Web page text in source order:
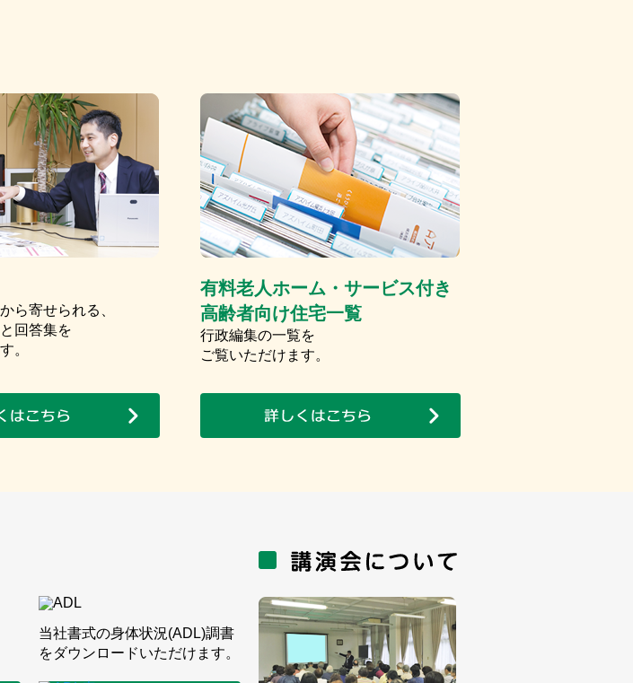
ら寄せられる、
回答集を
。
有料老人ホーム・サービス付き
高齢者向け住宅一覧
行政編集の一覧を
ご覧いただけます。
当社書式の身体状況(ADL)調書
をダウンロードいただけます。